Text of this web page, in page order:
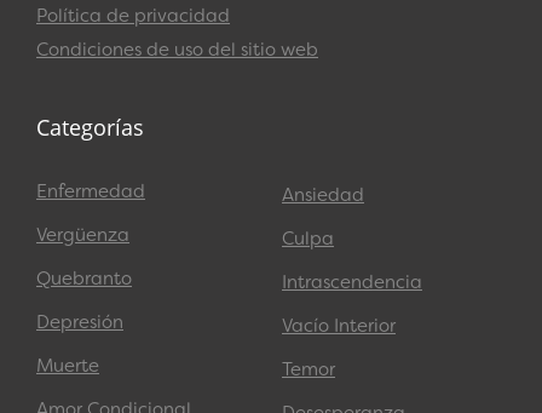
Política de privacidad
Condiciones de uso del sitio web
Categorías
Enfermedad
Vergüenza
Quebranto
Depresión
Muerte
Ansiedad
Culpa
Intrascendencia
Vacío Interior
Temor